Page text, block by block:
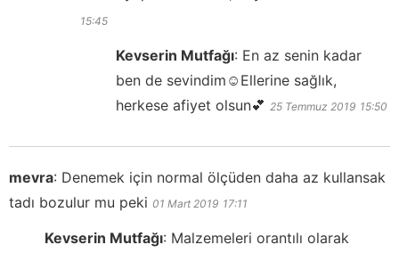
15:45
Kevserin Mutfağı: En az senin kadar
ben de sevindim☺️Ellerine sağlık,
herkese afiyet olsun💕 25 Temmuz 2019 15:50
mevra: Denemek için normal ölçüden daha az kullansak
tadı bozulur mu peki 01 Mart 2019 17:11
Kevserin Mutfağı: Malzemeleri orantılı olarak